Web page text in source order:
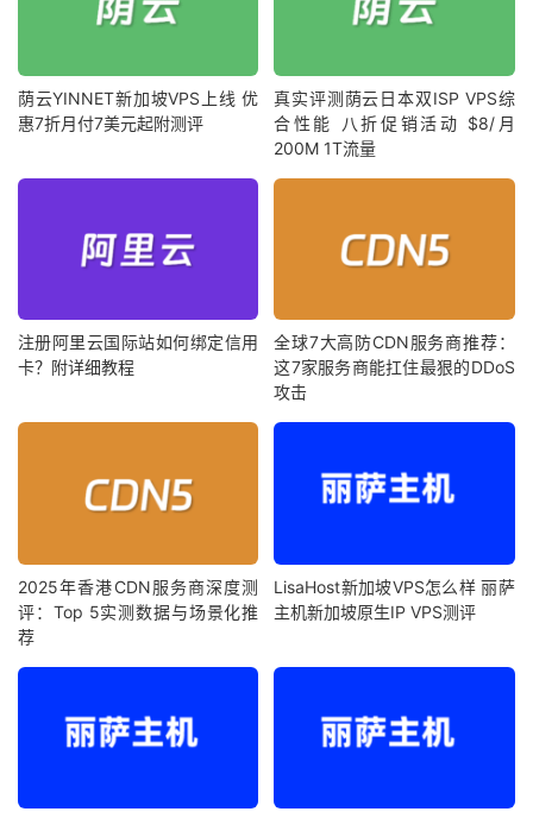
荫云YINNET新加坡VPS上线 优
惠7折月付7美元起附测评
真实评测荫云日本双ISP VPS综
合性能 八折促销活动 $8/月
200M 1T流量
注册阿里云国际站如何绑定信用
卡？附详细教程
全球7大高防CDN服务商推荐：
这7家服务商能扛住最狠的DDoS
攻击
2025年香港CDN服务商深度测
评：Top 5实测数据与场景化推
荐
LisaHost新加坡VPS怎么样 丽萨
主机新加坡原生IP VPS测评